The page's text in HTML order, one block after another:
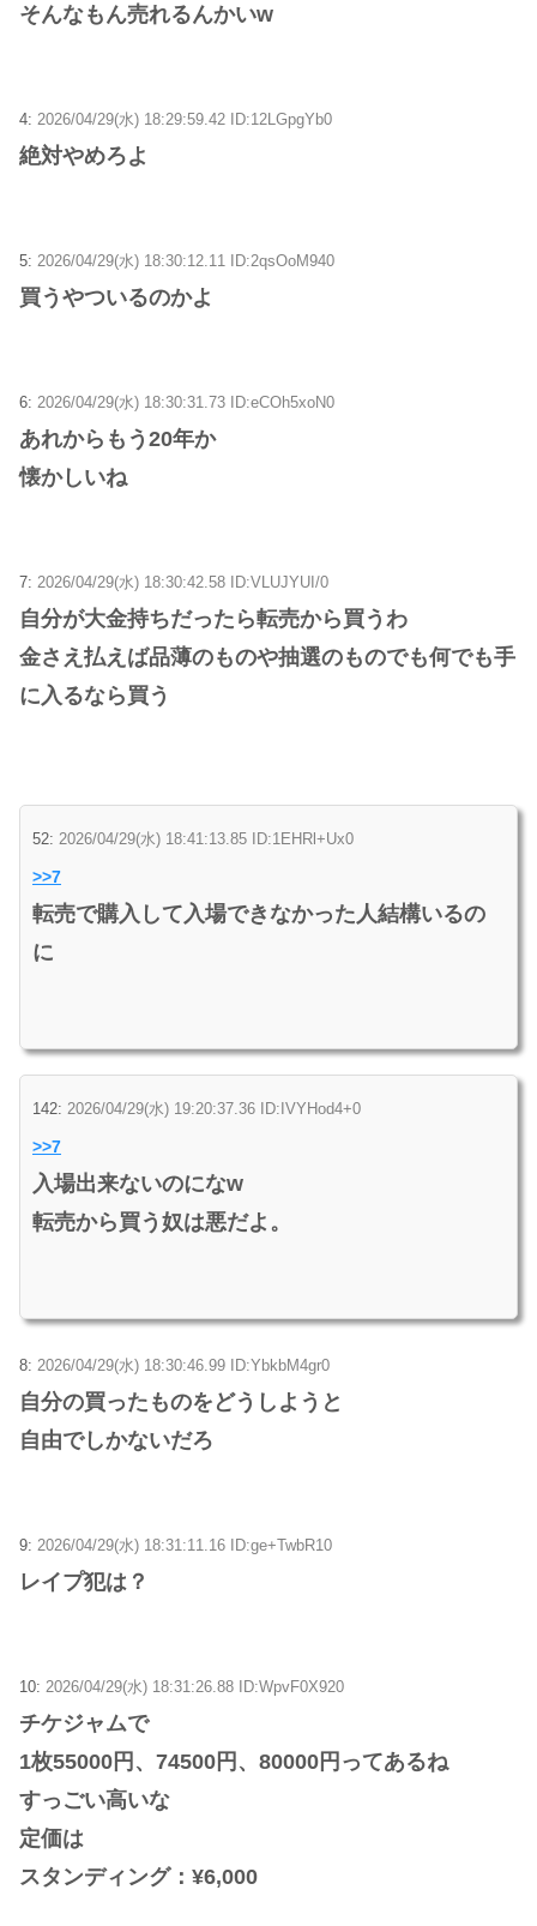
そんなもん売れるんかいw
4: 2026/04/29(水) 18:29:59.42 ID:12LGpgYb0
絶対やめろよ
5: 2026/04/29(水) 18:30:12.11 ID:2qsOoM940
買うやついるのかよ
6: 2026/04/29(水) 18:30:31.73 ID:eCOh5xoN0
あれからもう20年か
懐かしいね
7: 2026/04/29(水) 18:30:42.58 ID:VLUJYUI/0
自分が大金持ちだったら転売から買うわ
金さえ払えば品薄のものや抽選のものでも何でも手
に入るなら買う
52: 2026/04/29(水) 18:41:13.85 ID:1EHRl+Ux0
>>7
転売で購入して入場できなかった人結構いるの
に
142: 2026/04/29(水) 19:20:37.36 ID:IVYHod4+0
>>7
入場出来ないのになw
転売から買う奴は悪だよ。
8: 2026/04/29(水) 18:30:46.99 ID:YbkbM4gr0
自分の買ったものをどうしようと
自由でしかないだろ
9: 2026/04/29(水) 18:31:11.16 ID:ge+TwbR10
レイプ犯は？
10: 2026/04/29(水) 18:31:26.88 ID:WpvF0X920
チケジャムで
1枚55000円、74500円、80000円ってあるね
すっごい高いな
定価は
スタンディング：¥6,000